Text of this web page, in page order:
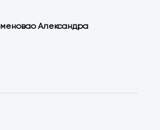
Александра